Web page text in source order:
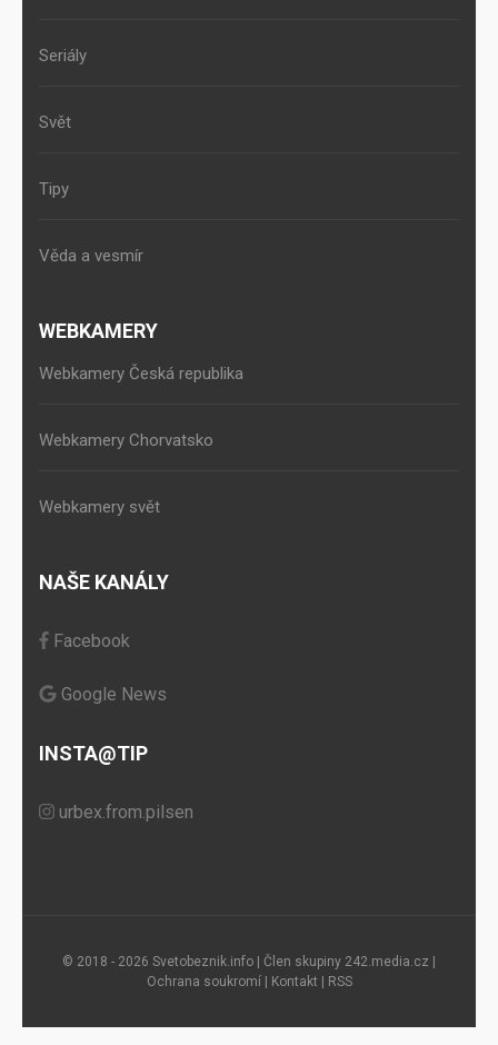
Seriály
Svět
Tipy
Věda a vesmír
WEBKAMERY
Webkamery Česká republika
Webkamery Chorvatsko
Webkamery svět
NAŠE KANÁLY
Facebook
Google News
INSTA@TIP
urbex.from.pilsen
© 2018 - 2026 Svetobeznik.info | Člen skupiny 242.media.cz
Ochrana soukromí
Kontakt RSS